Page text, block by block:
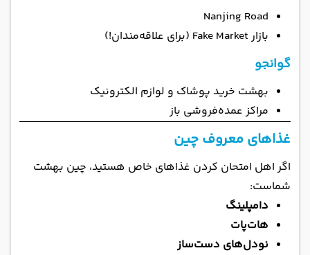
Nanjing Road
بازار Fake Market (برای علاقه‌مندان!)
گوانجو
بهشت خرید پوشاک و لوازم الکترونیک
مراکز عمده‌فروشی باز
غذاهای معروف چین
اگر اهل امتحان کردن غذاهای خاص هستید، چین بهشت
شماست:
دامپلینگ
هات‌پات
نودل‌های دست‌ساز